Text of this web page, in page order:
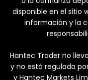
disponible en el sitio
información y la
Hantec Trader no
y no está regulada
y Hantec Markets